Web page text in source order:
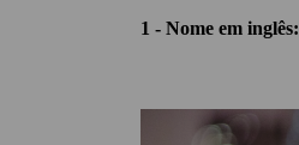
1 - Nome em inglês: